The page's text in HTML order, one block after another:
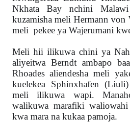
Nkhata Bay nchini
kuzamisha meli Hermann
meli pekee ya Wajerumani
Meli hii ilikuwa chini ya
aliyeitwa Berndt ambapo
Rhoades aliendesha meli
kuelekea Sphinxhafen
meli ilikuwa wapi.
walikuwa marafiki waliowahi
kwa mara na kukaa pamoja.